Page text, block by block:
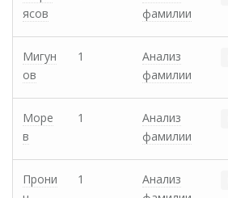
ясов
фамилии
Мигун
ов
1
Анализ
фамилии
Море
в
1
Анализ
фамилии
Прони
1
Анализ